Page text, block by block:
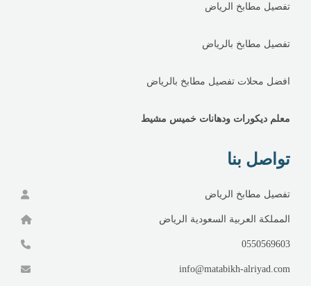
تفصيل مطابخ الرياض
تفصيل مطابخ بالرياض
افضل محلات تفصيل مطابخ بالرياض
معلم ديكورات ودهانات خميس مشيط
تواصل بنا
تفصيل مطابخ الرياض
المملكة العربية السعودية الرياض
0550569603
info@matabikh-alriyad.com